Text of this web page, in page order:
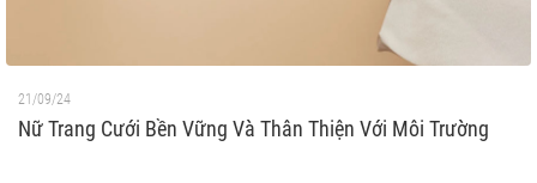
21/09/24
Nữ Trang Cưới Bền Vững Và Thân Thiện Với Môi Trường